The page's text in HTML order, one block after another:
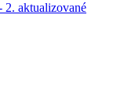
2. aktualizované